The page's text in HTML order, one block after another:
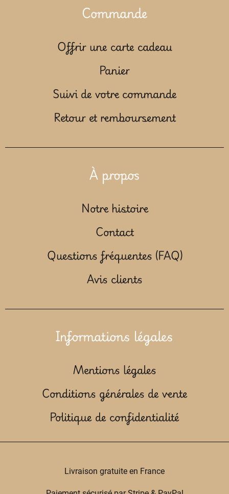
Commande
Offrir une carte cadeau
Panier
Suivi de votre commande
Retour et remboursement
À propos
Notre histoire
Contact
Questions fréquentes (FAQ)
Avis clients
Informations légales
Mentions légales
Conditions générales de vente
Politique de confidentialité
Livraison gratuite en France